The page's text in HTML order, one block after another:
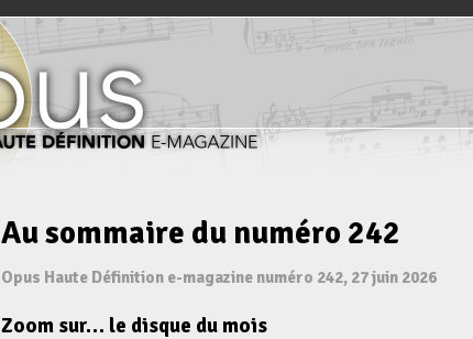
Au sommaire du numéro 242
Opus Haute Définition e-magazine numéro 242, 27 juin 2026
Zoom sur… le disque du mois